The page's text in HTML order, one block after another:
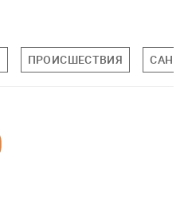
ПРОИСШЕСТВИЯ